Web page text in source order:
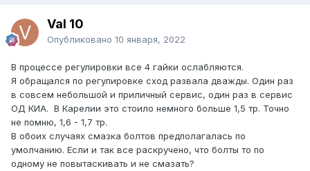
Val 10
Опубликовано 10 января, 2022
В процессе регулировки все 4 гайки ослабляются.
Я обращался по регулировке сход развала дважды. Один раз
в совсем небольшой и приличный сервис, один раз в сервис
ОД КИА. В Карелии это стоило немного больше 1,5 тр. Точно
не помню, 1,6 - 1,7 тр.
В обоих случаях смазка болтов предполагалась по
умолчанию. Если и так все раскручено, что болты то по
одному не повытаскивать и не смазать?